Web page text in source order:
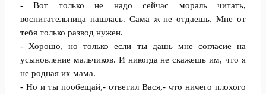
- Вот только не надо сейчас мораль читать,
воспитательница нашлась. Сама ж не отдаешь. Мне от
тебя только развод нужен.
- Хорошо, но только если ты дашь мне согласие на
усыновление мальчиков. И никогда не скажешь им, что я
не родная их мама.
- Но и ты пообещай,- ответил Вася,- что ничего плохого